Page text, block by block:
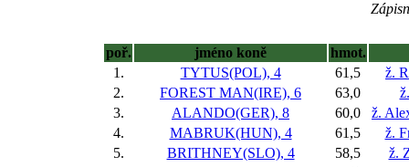
poř. jméno koně
hmot.
1.
TYTUS(POL), 4 61,5
ž.
2.
FOREST MAN(IRE), 6 63,0
3.
ALANDO(GER), 8 60,0
ž.
4.
MABRUK(HUN), 4 61,5
ž.
5.
BRITHNEY(SLO), 4 58,5
ž.